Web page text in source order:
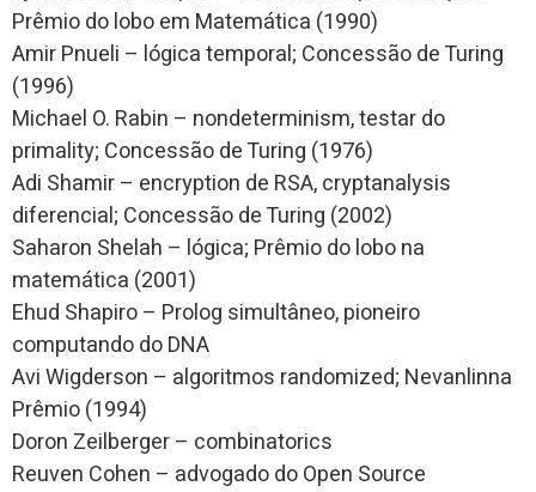
Prêmio do lobo em Matemática (1990)
Amir Pnueli – lógica temporal; Concessão de Turing
(1996)
Michael O. Rabin – nondeterminism, testar do
primality; Concessão de Turing (1976)
Adi Shamir – encryption de RSA, cryptanalysis
diferencial; Concessão de Turing (2002)
Saharon Shelah – lógica; Prêmio do lobo na
matemática (2001)
Ehud Shapiro – Prolog simultâneo, pioneiro
computando do DNA
Avi Wigderson – algoritmos randomized; Nevanlinna
Prêmio (1994)
Doron Zeilberger – combinatorics
Reuven Cohen – advogado do Open Source